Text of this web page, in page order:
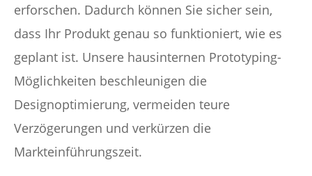
erforschen. Dadurch können Sie sicher sein,
dass Ihr Produkt genau so funktioniert, wie es
geplant ist. Unsere hausinternen Prototyping-
Möglichkeiten beschleunigen die
Designoptimierung, vermeiden teure
Verzögerungen und verkürzen die
Markteinführungszeit.